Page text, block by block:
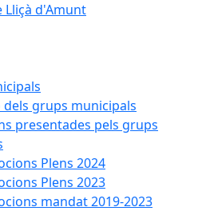
Lliçà d'Amunt
dels grups municipals
presentades pels grups
Plens 2024
Plens 2023
mandat 2019-2023